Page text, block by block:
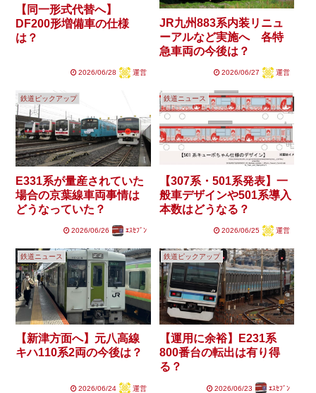
【同一形式代替へ】
DF200形増備車の仕様
は？
2026/06/28 運営
JR九州883系内装リニュ
ーアルなど実施へ 各特
急車両の今後は？
2026/06/27 運営
鉄道ピックアップ
E331系が量産されていた
場合の京葉線車両事情は
どうなっていた？
2026/06/26 ｴｽｾﾌﾞﾝ
鉄道ニュース
【307系・501系発表】一
般車デザインや501系導入
本数はどうなる？
2026/06/25 運営
鉄道ニュース
【新津方面へ】元八高線
キハ110系2両の今後は？
2026/06/24 運営
鉄道ピックアップ
【運用に余裕】E231系
800番台の転出は有り得
る？
2026/06/23 ｴｽｾﾌﾞﾝ